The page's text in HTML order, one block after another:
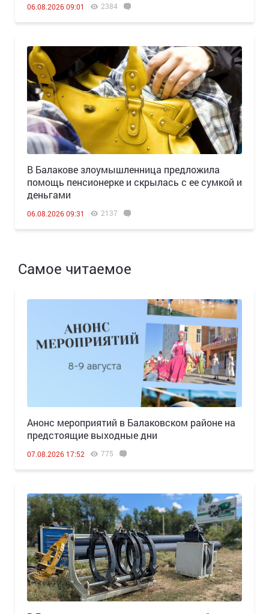
06.08.2026 09:01 2384
В Балакове злоумышленница предложила
помощь пенсионерке и скрылась с ее сумкой и
деньгами
06.08.2026 09:31 2137
Самое читаемое
Анонс мероприятий в Балаковском районе на
предстоящие выходные дни
07.08.2026 17:52 775